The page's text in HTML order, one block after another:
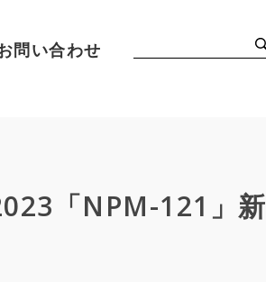
問い合わせ
「NPM-121」新